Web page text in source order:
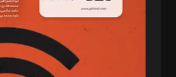
د‌بیر حقوق فناوری: حسام‌الدین ایپکچی
د‌بیر پیوست جهان: مینا پاکدل
د‌بیر تحریریه آنلاین: بابک نقاش
تحریریه‌: مجتبی محمود‌ی، آرش برهمند،